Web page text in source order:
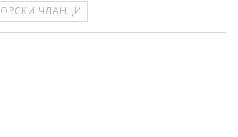
ЧЛАНЦИ